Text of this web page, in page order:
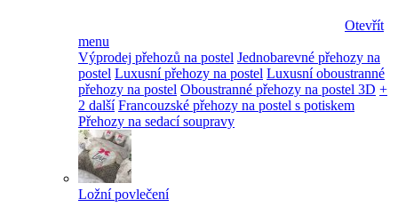
Otevřít
menu
Výprodej přehozů na postel Jednobarevné přehozy na
postel Luxusní přehozy na postel Luxusní oboustranné
přehozy na postel Oboustranné přehozy na postel 3D +
2 další Francouzské přehozy na postel s potiskem
Přehozy na sedací soupravy
Ložní povlečení